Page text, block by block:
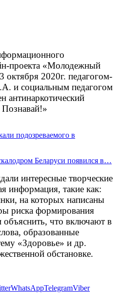
проекта «Молодежный
2020г. педагогом-
и социальным педагогом
антинаркотический
подозреваемого в
Беларуси появился в…
интересные творческие
информация, такие как:
на которых написаны
риска формирования
объяснить, что включают в
образованные
«Здоровье» и др.
обстановке.
WhatsAppTelegramViber